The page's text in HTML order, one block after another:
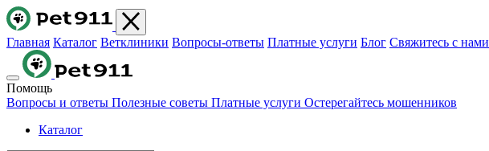
Главная Каталог Ветклиники Вопросы-ответы Платные услуги Блог Свяжитесь с нами
Помощь
Вопросы и ответы Полезные советы Платные услуги Остерегайтесь мошенников
Каталог